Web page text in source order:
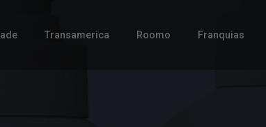
Transamerica Roomo Franquias